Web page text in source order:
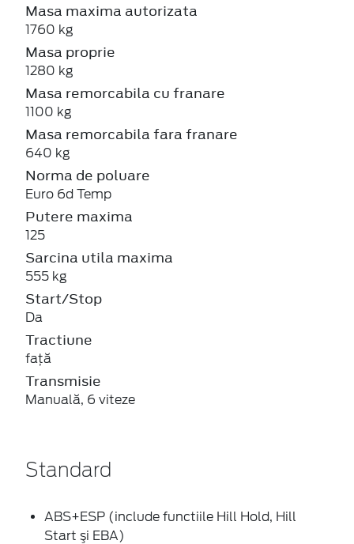
Masa maxima autorizata
1760 kg
Masa proprie
1280 kg
Masa remorcabila cu franare
1100 kg
Masa remorcabila fara franare
640 kg
Norma de poluare
Euro 6d Temp
Putere maxima
125
Sarcina utila maxima
555 kg
Start/Stop
Da
Tractiune
faţă
Transmisie
Manuală, 6 viteze
Standard
ABS+ESP (include functiile Hill Hold, Hill
Start şi EBA)